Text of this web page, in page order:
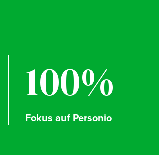
100%
Fokus auf Personio